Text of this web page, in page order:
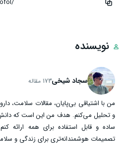
نویسنده
سجاد شیخی173 مقاله
من با اشتیاقی بی‌پایان، مقالات سلامت،
و تحلیل می‌کنم. هدف من این است که
ساده و قابل استفاده برای همه ارائه
تصمیمات هوشمندانه‌تری برای زندگی و